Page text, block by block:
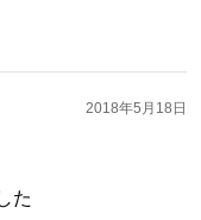
2018年5月18日
た